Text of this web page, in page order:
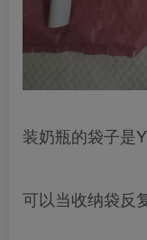
装奶瓶的袋子是
可以当收纳袋反